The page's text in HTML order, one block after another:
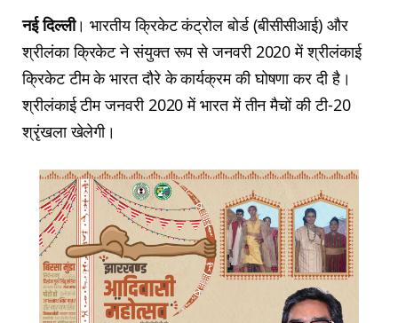
नई दिल्ली। भारतीय क्रिकेट कंट्रोल बोर्ड (बीसीसीआई) और
श्रीलंका क्रिकेट ने संयुक्त रूप से जनवरी 2020 में श्रीलंकाई
क्रिकेट टीम के भारत दौरे के कार्यक्रम की घोषणा कर दी है।
श्रीलंकाई टीम जनवरी 2020 में भारत में तीन मैचों की टी-20
श्रृंखला खेलेगी।